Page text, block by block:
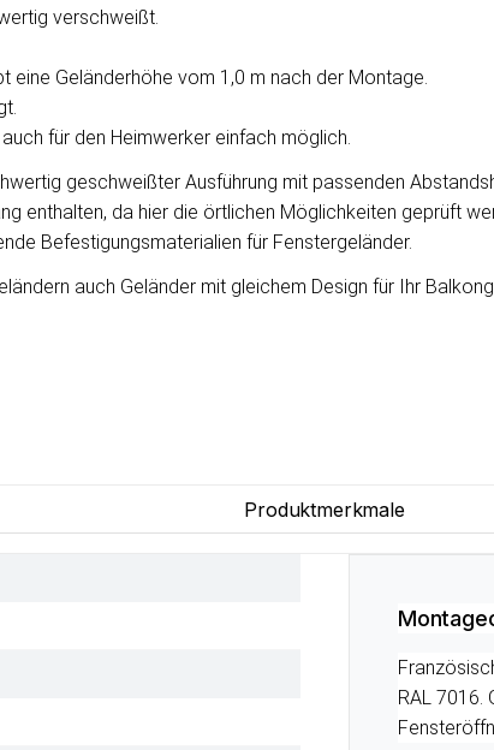
verschweißt.
eine Geländerhöhe vom 1,0 m nach der Montage.
für den Heimwerker einfach möglich.
geschweißter Ausführung mit passenden
enthalten, da hier die örtlichen Möglichkeiten geprüft
Befestigungsmaterialien für Fenstergeländer.
auch Geländer mit gleichem Design für Ihr
Produktmerkmale
RAL 7016.